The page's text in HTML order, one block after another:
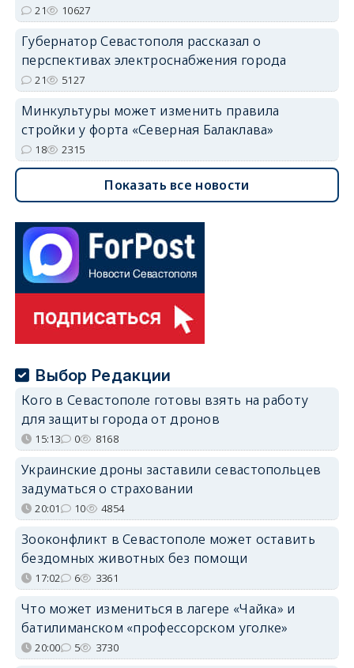
21 10627
Губернатор Севастополя рассказал о
перспективах электроснабжения города
21 5127
Минкультуры может изменить правила
стройки у форта «Северная Балаклава»
18 2315
Показать все новости
Выбор Редакции
Кого в Севастополе готовы взять на работу
для защиты города от дронов
15:13 0 8168
Украинские дроны заставили севастопольцев
задуматься о страховании
20:01 10 4854
Зооконфликт в Севастополе может оставить
бездомных животных без помощи
17:02 6 3361
Что может измениться в лагере «Чайка» и
батилиманском «профессорском уголке»
20:00 5 3730